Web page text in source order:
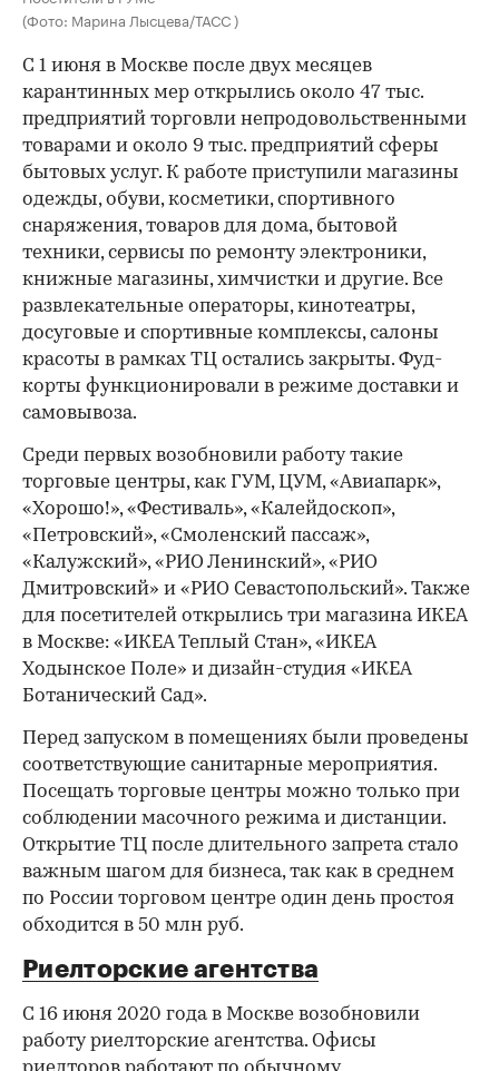
(Фото: Марина Лысцева/ТАСС )
С 1 июня в Москве после двух месяцев
карантинных мер открылись около 47 тыс.
предприятий торговли непродовольственными
товарами и около 9 тыс. предприятий сферы
бытовых услуг. К работе приступили магазины
одежды, обуви, косметики, спортивного
снаряжения, товаров для дома, бытовой
техники, сервисы по ремонту электроники,
книжные магазины, химчистки и другие. Все
развлекательные операторы, кинотеатры,
досуговые и спортивные комплексы, салоны
красоты в рамках ТЦ остались закрыты. Фуд-
корты функционировали в режиме доставки и
самовывоза.
Среди первых возобновили работу такие
торговые центры, как ГУМ, ЦУМ, «Авиапарк»,
«Хорошо!», «Фестиваль», «Калейдоскоп»,
«Петровский», «Смоленский пассаж»,
«Калужский», «РИО Ленинский», «РИО
Дмитровский» и «РИО Севастопольский». Также
для посетителей открылись три магазина ИКЕА
в Москве: «ИКЕА Теплый Стан», «ИКЕА
Ходынское Поле» и дизайн-студия «ИКЕА
Ботанический Сад».
Перед запуском в помещениях были проведены
соответствующие санитарные мероприятия.
Посещать торговые центры можно только при
соблюдении масочного режима и дистанции.
Открытие ТЦ после длительного запрета стало
важным шагом для бизнеса, так как в среднем
по России торговом центре один день простоя
обходится в 50 млн руб.
Риелторские агентства
С 16 июня 2020 года в Москве возобновили
работу риелторские агентства. Офисы